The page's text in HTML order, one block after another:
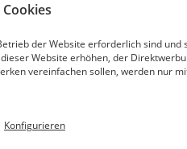
geh mit einer mit
für den Stamper am besten
der Website erforderlich sind und
Website erhöhen, der
vereinfachen sollen, werden nur
Konfigurieren